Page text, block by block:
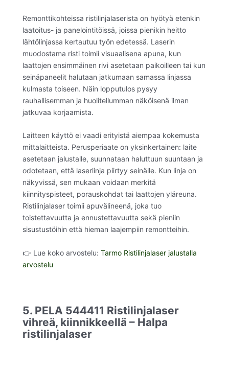
Remonttikohteissa ristilinjalaserista on hyötyä etenkin
laatoitus- ja panelointitöissä, joissa pienikin heitto
lähtölinjassa kertautuu työn edetessä. Laserin
muodostama risti toimii visuaalisena apuna, kun
laattojen ensimmäinen rivi asetetaan paikoilleen tai kun
seinäpaneelit halutaan jatkumaan samassa linjassa
kulmasta toiseen. Näin lopputulos pysyy
rauhallisemman ja huolitellumman näköisenä ilman
jatkuvaa korjaamista.
Laitteen käyttö ei vaadi erityistä aiempaa kokemusta
mittalaitteista. Perusperiaate on yksinkertainen: laite
asetetaan jalustalle, suunnataan haluttuun suuntaan ja
odotetaan, että laserlinja piirtyy seinälle. Kun linja on
näkyvissä, sen mukaan voidaan merkitä
kiinnityspisteet, porauskohdat tai laattojen yläreuna.
Ristilinjalaser toimii apuvälineenä, joka tuo
toistettavuutta ja ennustettavuutta sekä pieniin
sisustustöihin että hieman laajempiin remontteihin.
👉 Lue koko arvostelu: Tarmo Ristilinjalaser jalustalla
arvostelu
5. PELA 544411 Ristilinjalaser
vihreä, kiinnikkeellä – Halpa
ristilinjalaser